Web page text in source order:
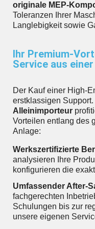
originale MEP-
Toleranzen Ihrer
Langlebigkeit sowie
Ihr Premium-
Service aus einer
Der Kauf einer High-
erstklassigen
Alleinimporteur
Vorteilen entlang des
Anlage:
Werkszertifizierte
analysieren Ihre
konfigurieren die
Umfassender After-
fachgerechten
Schulungen bis zur
unsere eigenen